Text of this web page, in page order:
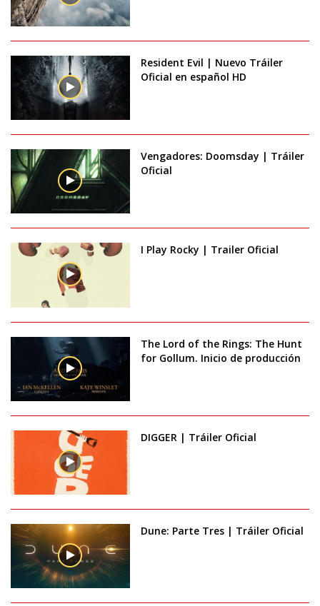
Resident Evil | Nuevo Tráiler
Oficial en español HD
Vengadores: Doomsday | Tráiler
Oficial
I Play Rocky | Trailer Oficial
The Lord of the Rings: The Hunt
for Gollum. Inicio de producción
DIGGER | Tráiler Oficial
Dune: Parte Tres | Tráiler Oficial